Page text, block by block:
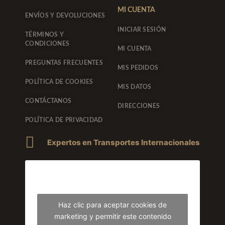
ENVÍOS Y DEVOLUCIONES
TÉRMINOS Y
CONDICIONES
PREGUNTAS FRECUENTES
POLÍTICA DE COOKIES
CONTÁCTANOS
POLÍTICA DE PRIVACIDAD
MI CUENTA
INICIAR SESIÓN
MI CUENTA
MIS PEDIDOS
MIS DATOS
DIRECCIONES
Expertos en Transportes Internacionales
Haz clic para aceptar cookies de
marketing y permitir este contenido